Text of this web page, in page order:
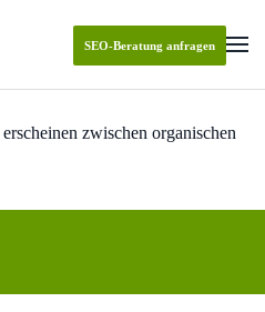
SEO-Beratung anfragen
zwischen organischen